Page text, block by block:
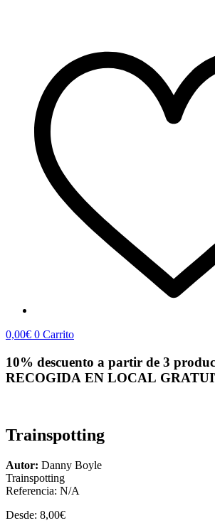
0,00€ 0 Carrito
10% descuento a partir de 3
RECOGIDA EN LOCAL
Trainspotting
Autor: Danny Boyle
Trainspotting
Referencia: N/A
Desde: 8,00€